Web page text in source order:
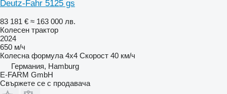
Deutz-Fahr 5125 gs
83 181 € ≈ 163 000 лв.
Колесен трактор
2024
650 м/ч
Колесна формула 4x4 Скорост 40 км/ч
Германия, Hamburg
E-FARM GmbH
Свържете се с продавача